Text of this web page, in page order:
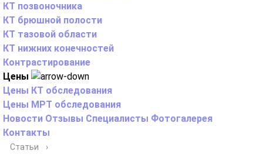
КТ позвоночника
КТ брюшной полости
КТ тазовой области
КТ нижних конечностей
Контрастирование
Цены
Цены КТ обследования
Цены МРТ обследования
Новости Отзывы Специалисты Фотогалерея
Контакты
Статьи ›